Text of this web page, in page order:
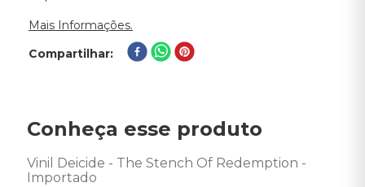
Mais Informações.
Compartilhar
Conheça esse produto
Vinil Deicide - The Stench Of Redemption -
Importado